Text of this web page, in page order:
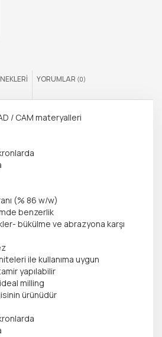
YORUMLAR (0)
/ CAM materyalleri
(% 86 w/w)
benzerlik
bükülme ve abrazyona karşı
ile kullanıma uygun
yapılabilir
milling
ürünüdür